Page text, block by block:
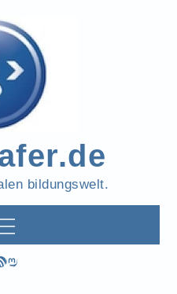
bildungswelt.
Feed
Mastodon